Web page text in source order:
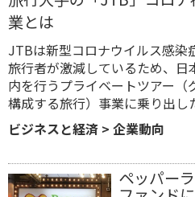
業とは
JTBは新型コロナウイルス感染
旅行者が激減しているため、
内を行うプライベートツアー（
構成する旅行）事業に乗り出し
ビジネスと経済 > 企業動向
ペッパー